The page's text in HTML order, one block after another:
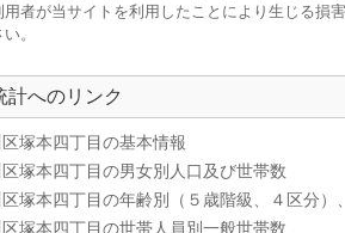
者が当サイトを利用したことにより生じる
。
計へのリンク
塚本四丁目の基本情報
塚本四丁目の男女別人口及び世帯数
塚本四丁目の年齢別（５歳階級、４区分）
塚本四丁目の世帯人員別一般世帯数